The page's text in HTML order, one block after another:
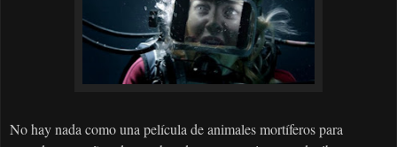
No hay nada como una película de animales mortíferos para